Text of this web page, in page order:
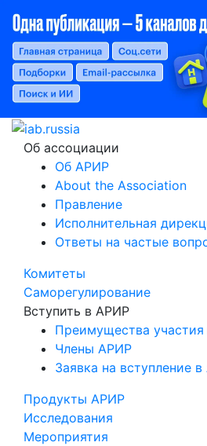
Об ассоциации
Об АРИР
About the Association
Правление
Исполнительная
Ответы на частые
Комитеты
Саморегулирование
Вступить в АРИР
Преимущества
Члены АРИР
Заявка на вступление
Продукты АРИР
Исследования
Мероприятия